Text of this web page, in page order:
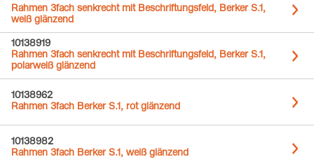
Rahmen 3fach senkrecht mit Beschriftungsfeld, Berker S.1,
weiß glänzend
10138919
Rahmen 3fach senkrecht mit Beschriftungsfeld, Berker S.1,
polarweiß glänzend
10138962
Rahmen 3fach Berker S.1, rot glänzend
10138982
Rahmen 3fach Berker S.1, weiß glänzend